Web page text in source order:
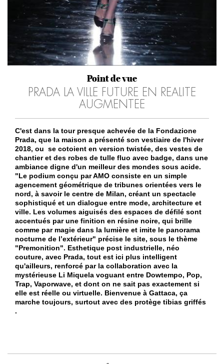
Point de vue
PRADA LA VILLE FUTURE EN REALITE
AUGMENTEE
C'est dans la tour presque achevée de la Fondazione
Prada, que la maison a présenté son vestiaire de l'hiver
2018, ou se cotoient en version twistée, des vestes de
chantier et des robes de tulle fluo avec badge, dans une
ambiance digne d'un meilleur des mondes sous acide.
"Le podium conçu par AMO consiste en un simple
agencement géométrique de tribunes orientées vers le
nord, à savoir le centre de Milan, créant un spectacle
sophistiqué et un dialogue entre mode, architecture et
ville. Les volumes aiguisés des espaces de défilé sont
accentués par une finition en résine noire, qui brille
comme par magie dans la lumière et imite le panorama
nocturne de l’extérieur" précise le site, sous le thème
"Premonition". Esthetique post industrielle, néo
couture, avec Prada, tout est ici plus intelligent
qu'ailleurs, renforcé par la collaboration avec la
mystérieuse Li Miquela voguant entre Dowtempo, Pop,
Trap, Vaporwave, et dont on ne sait pas exactement si
elle est réelle ou virtuelle. Bienvenue à Gattaca, ça
marche toujours, surtout avec des protège tibias griffés
.